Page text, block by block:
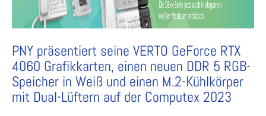
PNY präsentiert seine VERTO GeForce RTX
4060 Grafikkarten, einen neuen DDR 5 RGB-
Speicher in Weiß und einen M.2-Kühlkörper
mit Dual-Lüftern auf der Computex 2023